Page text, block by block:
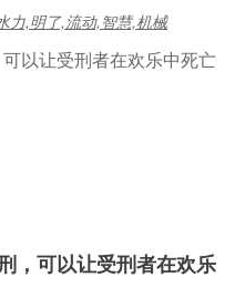
力,明了,流动,智慧,机械
，可以让受刑者在欢乐